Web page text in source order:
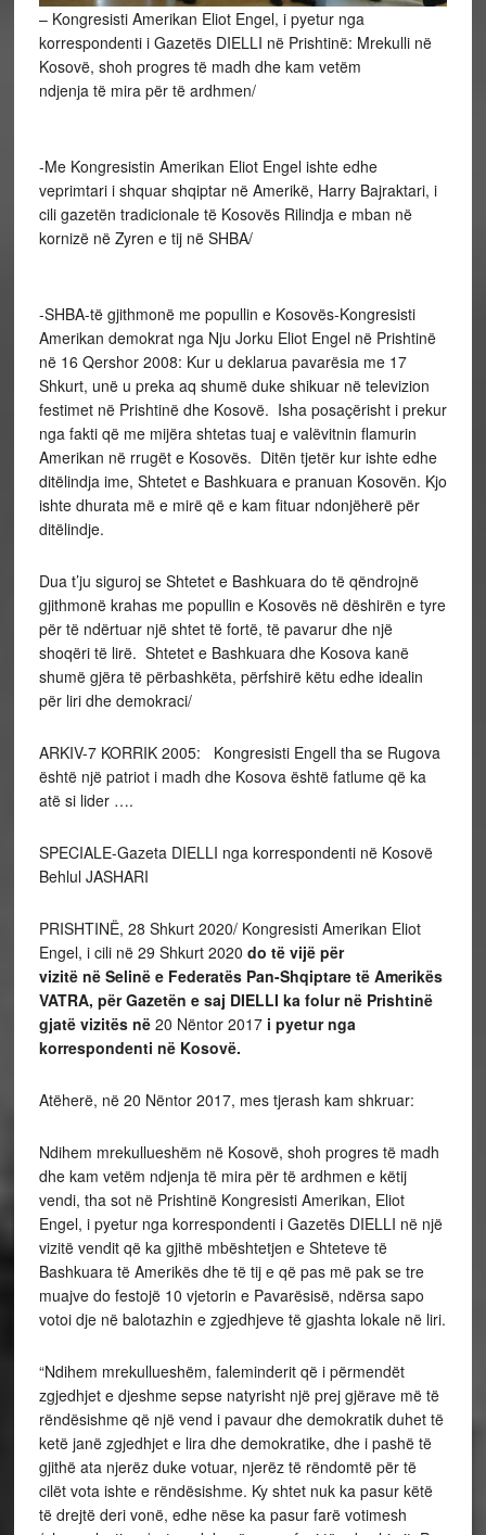
– Kongresisti Amerikan Eliot Engel, i pyetur nga
korrespondenti i Gazetës DIELLI në Prishtinë: Mrekulli në
Kosovë, shoh progres të madh dhe kam vetëm
ndjenja të mira për të ardhmen/
-Me Kongresistin Amerikan Eliot Engel ishte edhe
veprimtari i shquar shqiptar në Amerikë, Harry Bajraktari, i
cili gazetën tradicionale të Kosovës Rilindja e mban në
kornizë në Zyren e tij në SHBA/
-SHBA-të gjithmonë me popullin e Kosovës-Kongresisti
Amerikan demokrat nga Nju Jorku Eliot Engel në Prishtinë
në 16 Qershor 2008: Kur u deklarua pavarësia me 17
Shkurt, unë u preka aq shumë duke shikuar në televizion
festimet në Prishtinë dhe Kosovë. Isha posaçërisht i prekur
nga fakti që me mijëra shtetas tuaj e valëvitnin flamurin
Amerikan në rrugët e Kosovës. Ditën tjetër kur ishte edhe
ditëlindja ime, Shtetet e Bashkuara e pranuan Kosovën. Kjo
ishte dhurata më e mirë që e kam fituar ndonjëherë për
ditëlindje.
Dua t’ju siguroj se Shtetet e Bashkuara do të qëndrojnë
gjithmonë krahas me popullin e Kosovës në dëshirën e tyre
për të ndërtuar një shtet të fortë, të pavarur dhe një
shoqëri të lirë. Shtetet e Bashkuara dhe Kosova kanë
shumë gjëra të përbashkëta, përfshirë këtu edhe idealin
për liri dhe demokraci/
ARKIV-7 KORRIK 2005: Kongresisti Engell tha se Rugova
është një patriot i madh dhe Kosova është fatlume që ka
atë si lider ….
SPECIALE-Gazeta DIELLI nga korrespondenti në Kosovë
Behlul JASHARI
PRISHTINË, 28 Shkurt 2020/ Kongresisti Amerikan Eliot
Engel, i cili në 29 Shkurt 2020 do të vijë për
vizitë në Selinë e Federatës Pan-Shqiptare të Amerikës
VATRA, për Gazetën e saj DIELLI ka folur në Prishtinë
gjatë vizitës në 20 Nëntor 2017i pyetur nga
korrespondenti në Kosovë.
Atëherë, në 20 Nëntor 2017, mes tjerash kam shkruar:
Ndihem mrekullueshëm në Kosovë, shoh progres të madh
dhe kam vetëm ndjenja të mira për të ardhmen e këtij
vendi, tha sot në Prishtinë Kongresisti Amerikan, Eliot
Engel, i pyetur nga korrespondenti i Gazetës DIELLI në një
vizitë vendit që ka gjithë mbështetjen e Shteteve të
Bashkuara të Amerikës dhe të tij e që pas më pak se tre
muajve do festojë 10 vjetorin e Pavarësisë, ndërsa sapo
votoi dje në balotazhin e zgjedhjeve të gjashta lokale në liri.
“Ndihem mrekullueshëm, faleminderit që i përmendët
zgjedhjet e djeshme sepse natyrisht një prej gjërave më të
rëndësishme që një vend i pavaur dhe demokratik duhet të
ketë janë zgjedhjet e lira dhe demokratike, dhe i pashë të
gjithë ata njerëz duke votuar, njerëz të rëndomtë për të
cilët vota ishte e rëndësishme. Ky shtet nuk ka pasur këtë
të drejtë deri vonë, edhe nëse ka pasur farë votimesh